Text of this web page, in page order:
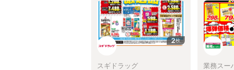
2枚
スギドラッグ 業務スー